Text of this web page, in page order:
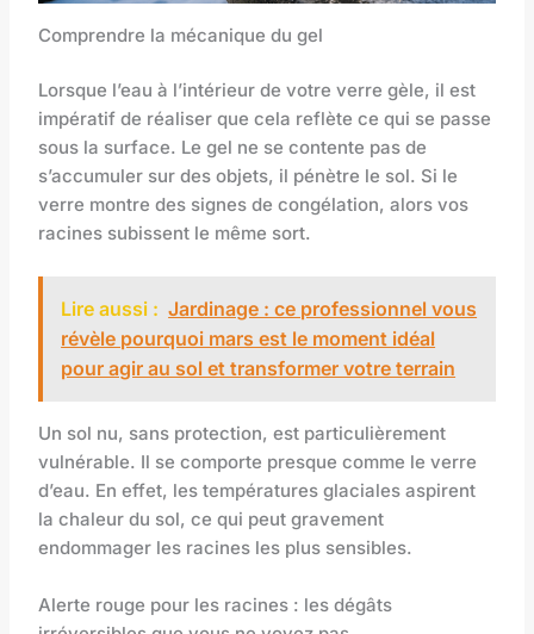
Comprendre la mécanique du gel
Lorsque l’eau à l’intérieur de votre verre gèle, il est
impératif de réaliser que cela reflète ce qui se passe
sous la surface. Le gel ne se contente pas de
s’accumuler sur des objets, il pénètre le sol. Si le
verre montre des signes de congélation, alors vos
racines subissent le même sort.
Lire aussi : Jardinage : ce professionnel vous
révèle pourquoi mars est le moment idéal
pour agir au sol et transformer votre terrain
Un sol nu, sans protection, est particulièrement
vulnérable. Il se comporte presque comme le verre
d’eau. En effet, les températures glaciales aspirent
la chaleur du sol, ce qui peut gravement
endommager les racines les plus sensibles.
Alerte rouge pour les racines : les dégâts